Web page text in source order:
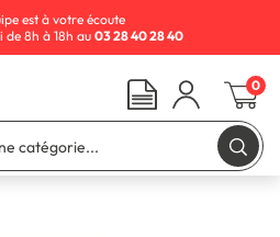
est à votre écoute
de 8h à 18h au03 28 40 28 40
0